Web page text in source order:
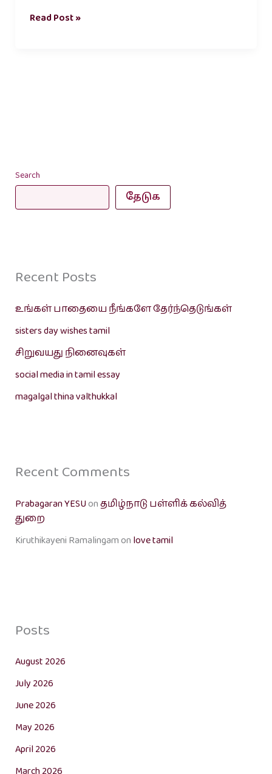
Read Post »
Search
தேடுக
Recent Posts
உங்கள் பாதையை நீங்களே தேர்ந்தெடுங்கள்
sisters day wishes tamil
சிறுவயது நினைவுகள்
social media in tamil essay
magalgal thina valthukkal
Recent Comments
Prabagaran YESUonதமிழ்நாடு பள்ளிக் கல்வித்
துறை
Kiruthikayeni Ramalingamon love tamil
Posts
August 2026
July 2026
June 2026
May 2026
April 2026